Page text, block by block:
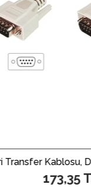
Veri Transfer Kablosu, D-Sub9 Erkek - D-Sub9 Erkek, 2 metre, bej renk